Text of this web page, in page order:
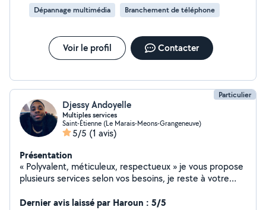
Dépannage multimédia Branchement de téléphone
Voir le profil Contacter
Particulier
Djessy Andoyelle
Multiples services
Saint-Étienne (Le Marais-Meons-Grangeneuve)
5/5 (1 avis)
Présentation
« Polyvalent, méticuleux, respectueux » je vous propose
plusieurs services selon vos besoins, je reste à votre
égard, bien à vous. - Garde d'animaux ( J'ai un très grand
Dernier avis laissé par Haroun : 5/5